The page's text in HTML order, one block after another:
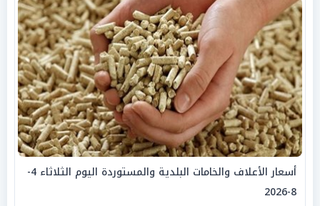
أسعار الأعلاف والخامات البلدية والمستوردة اليوم الثلاثاء 4-
8-2026